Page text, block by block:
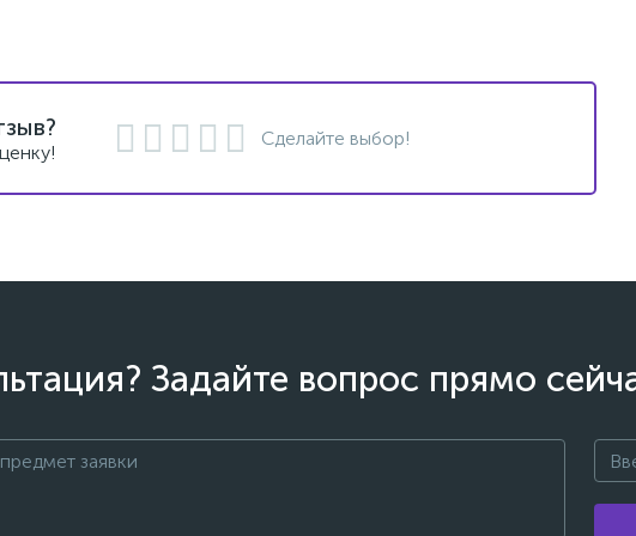
Сделайте выбор!
Задайте вопрос прямо